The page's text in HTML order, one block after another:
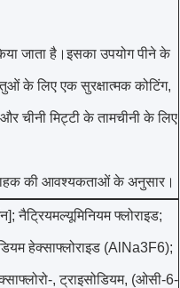
जाता है।इसका उपयोग पीने के
के लिए एक सुरक्षात्मक कोटिंग,
चीनी मिट्टी के तामचीनी के लिए
की आवश्यकताओं के अनुसार।
नैट्रियमल्यूमिनियम फ्लोराइड;
हेक्साफ्लोराइड (AlNa3F6);
, ट्राइसोडियम, (ओसी-6-